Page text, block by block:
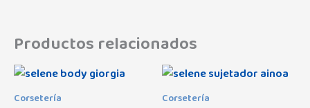
Productos relacionados
Corsetería Corsetería